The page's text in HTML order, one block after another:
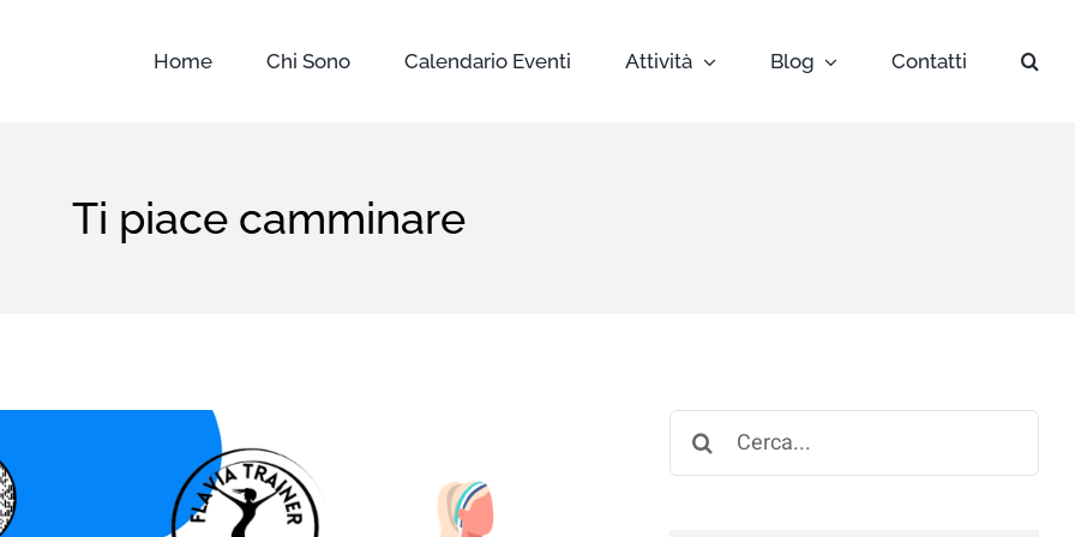
Home Chi Sono Calendario Eventi Attività Blog Contatti
Ti piace camminare
for: